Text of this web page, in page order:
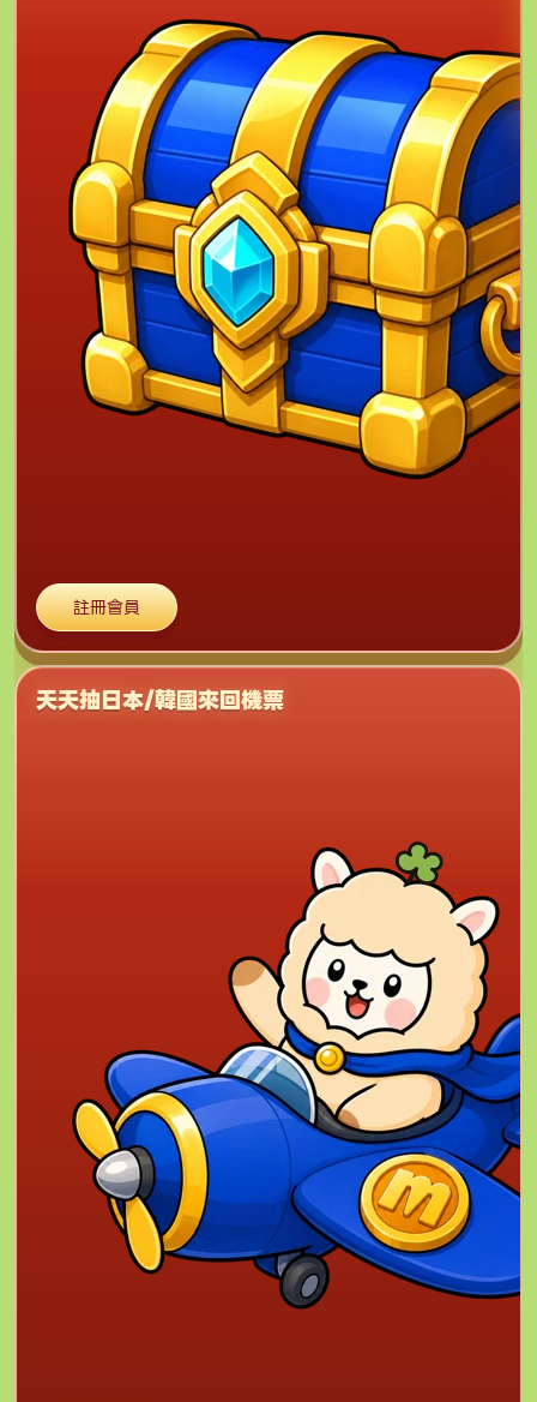
註冊會員
天天抽日本/韓國來回機票